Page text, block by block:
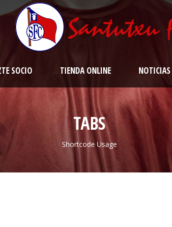
SOCIO TIENDA ONLINE NOTICIAS
TABS
Shortcode Usage